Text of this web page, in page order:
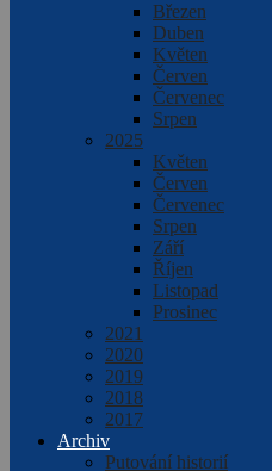
Březen
Duben
Květen
Červen
Červenec
Srpen
2025
Květen
Červen
Červenec
Srpen
Září
Říjen
Listopad
Prosinec
2021
2020
2019
2018
2017
Archiv
Putování historií